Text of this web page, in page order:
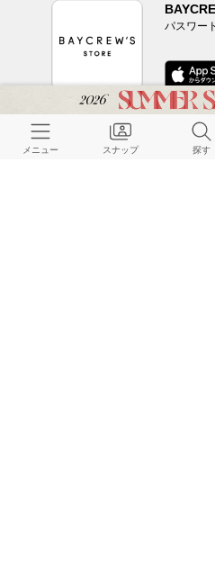
パスワー
CUSTOMER
メニュー スナップ 探す